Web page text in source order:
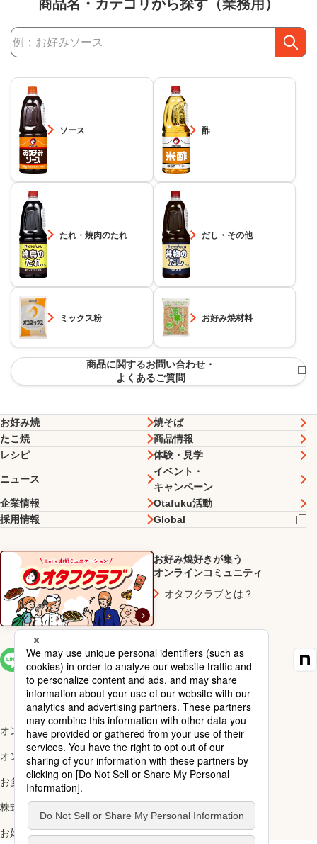
商品名・カテゴリから探す（業務用）
ソース 酢
たれ・焼肉のたれ だし・その他
ミックス粉 お好み焼材料
商品に関するお問い合わせ・
よくあるご質問
お好み焼
焼そば
たこ焼
商品情報
レシピ
体験・見学
ニュース
イベント・
キャンペーン
企業情報
Otafuku活動
採用情報
Global
お好み焼好きが集う
オンラインコミュニティ
オタフクラブとは？
SNS一覧
オンラインショップ楽天市場店
オンラインショップYahoo!店
お多福醸造株式会社
株式会社ナカガワ
お好み焼アカデミー